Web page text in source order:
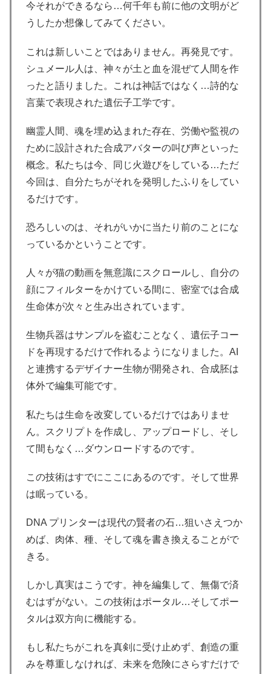
今それができるなら…何千年も前に他の文明がど
うしたか想像してみてください。
これは新しいことではありません。再発見です。
シュメール人は、神々が土と血を混ぜて人間を作
ったと語りました。これは神話ではなく…詩的な
言葉で表現された遺伝子工学です。
幽霊人間、魂を埋め込まれた存在、労働や監視の
ために設計された合成アバターの叫び声といった
概念。私たちは今、同じ火遊びをしている…ただ
今回は、自分たちがそれを発明したふりをしてい
るだけです。
恐ろしいのは、それがいかに当たり前のことにな
っているかということです。
人々が猫の動画を無意識にスクロールし、自分の
顔にフィルターをかけている間に、密室では合成
生命体が次々と生み出されています。
生物兵器はサンプルを盗むことなく、遺伝子コー
ドを再現するだけで作れるようになりました。AI
と連携するデザイナー生物が開発され、合成胚は
体外で編集可能です。
私たちは生命を改変しているだけではありませ
ん。スクリプトを作成し、アップロードし、そし
て間もなく…ダウンロードするのです。
この技術はすでにここにあるのです。そして世界
は眠っている。
DNA プリンターは現代の賢者の石…狙いさえつか
めば、肉体、種、そして魂を書き換えることがで
きる。
しかし真実はこうです。神を編集して、無傷で済
むはずがない。この技術はポータル…そしてポー
タルは双方向に機能する。
もし私たちがこれを真剣に受け止めず、創造の重
みを尊重しなければ、未来を危険にさらすだけで